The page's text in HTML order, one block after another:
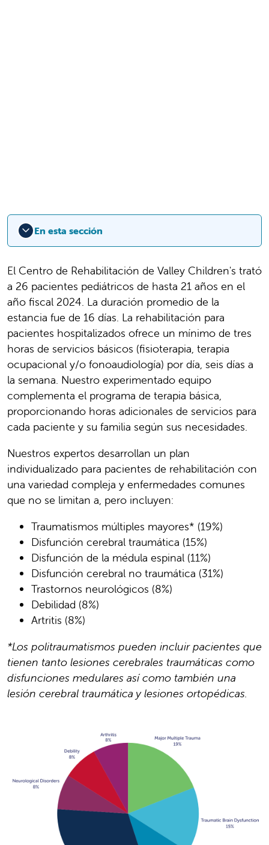
En esta sección
El Centro de Rehabilitación de Valley Children's trató
a 26 pacientes pediátricos de hasta 21 años en el
año fiscal 2024. La duración promedio de la
estancia fue de 16 días. La rehabilitación para
pacientes hospitalizados ofrece un mínimo de tres
horas de servicios básicos (fisioterapia, terapia
ocupacional y/o fonoaudiología) por día, seis días a
la semana. Nuestro experimentado equipo
complementa el programa de terapia básica,
proporcionando horas adicionales de servicios para
cada paciente y su familia según sus necesidades.
Nuestros expertos desarrollan un plan
individualizado para pacientes de rehabilitación con
una variedad compleja y enfermedades comunes
que no se limitan a, pero incluyen:
Traumatismos múltiples mayores* (19%)
Disfunción cerebral traumática (15%)
Disfunción de la médula espinal (11%)
Disfunción cerebral no traumática (31%)
Trastornos neurológicos (8%)
Debilidad (8%)
Artritis (8%)
*Los politraumatismos pueden incluir pacientes que
tienen tanto lesiones cerebrales traumáticas como
disfunciones medulares así como también una
lesión cerebral traumática y lesiones ortopédicas.